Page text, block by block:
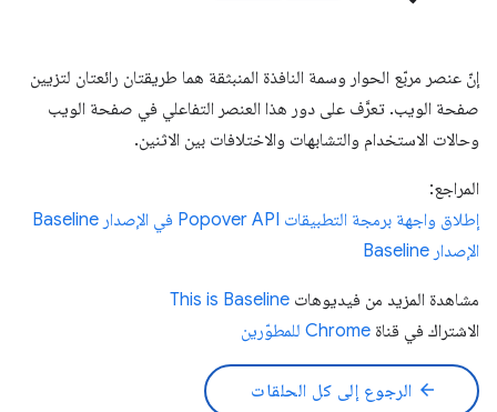
إنّ عنصر مربّع الحوار وسمة النافذة المنبثقة هما طريقتان رائعتان لتزيين
صفحة الويب. تعرَّف على دور هذا العنصر التفاعلي في صفحة الويب
وحالات الاستخدام والتشابهات والاختلافات بين الاثنين.
المراجع:
إطلاق واجهة برمجة التطبيقات Popover API في الإصدار Baseline
الإصدار Baseline
مشاهدة المزيد من فيديوهات This is Baseline
الاشتراك في قناة Chrome للمطوّرين
arrow_back الرجوع إلى كل الحلقات